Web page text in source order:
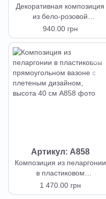
Декоративная композиция
из бело-розовой
пеларгонии в горшке,
высота 35 см
940.00 грн
Артикул: А858
Композиция из пеларгонии
в пластиковом
прямоугольном вазоне с
плетеным дизайном,
1 470.00 грн